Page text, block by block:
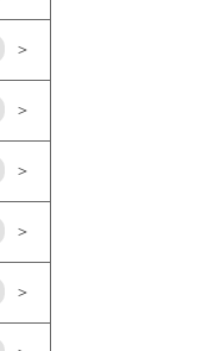
＞
＞
＞
＞
＞